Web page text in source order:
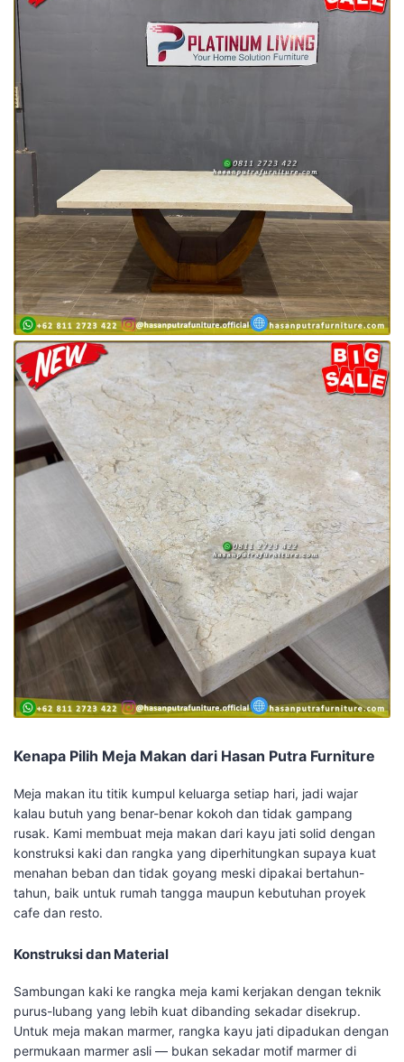
Kenapa Pilih Meja Makan dari Hasan Putra Furniture
Meja makan itu titik kumpul keluarga setiap hari, jadi wajar
kalau butuh yang benar-benar kokoh dan tidak gampang
rusak. Kami membuat meja makan dari kayu jati solid dengan
konstruksi kaki dan rangka yang diperhitungkan supaya kuat
menahan beban dan tidak goyang meski dipakai bertahun-
tahun, baik untuk rumah tangga maupun kebutuhan proyek
cafe dan resto.
Konstruksi dan Material
Sambungan kaki ke rangka meja kami kerjakan dengan teknik
purus-lubang yang lebih kuat dibanding sekadar disekrup.
Untuk meja makan marmer, rangka kayu jati dipadukan dengan
permukaan marmer asli — bukan sekadar motif marmer di